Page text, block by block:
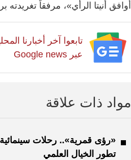
أوافق أنيتا الرأي»، مرفقاً
تابعوا آخر أخبارنا
عبر Google news
مواد ذات علاقة
«رؤى قمرية».. رحلات
تطور الخيال العلمي